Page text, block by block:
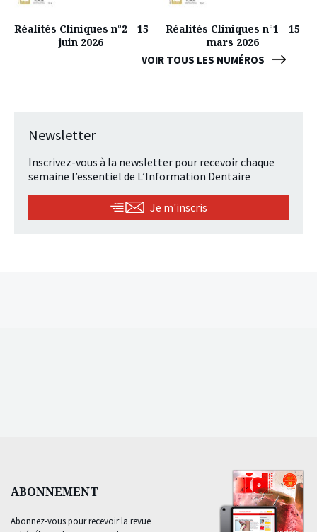
VOIR TOUS LES NUMÉROS
Réalités Cliniques n°2 - 15
juin 2026
Réalités Cliniques n°1 - 15
mars 2026
Newsletter
Inscrivez-vous à la newsletter pour recevoir chaque
semaine l’essentiel de L’Information Dentaire
Je m'inscris
ABONNEMENT
Abonnez-vous pour recevoir la revue